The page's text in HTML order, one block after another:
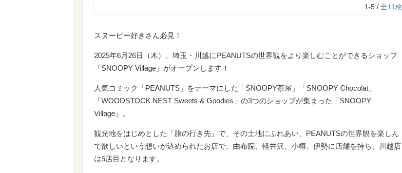
1-5 / 全11枚
スヌーピー好きさん必見！
2025年6月26日（木）、埼玉・川越にPEANUTSの世界観をより楽しむことができるショップ
「SNOOPY Village」がオープンします！
人気コミック「PEANUTS」をテーマにした「SNOOPY茶屋」「SNOOPY Chocolat」
「WOODSTOCK NEST Sweets & Goodies」の3つのショップが集まった「SNOOPY
Village」。
観光地をはじめとした「旅の行き先」で、その土地にふれあい、PEANUTSの世界観を楽しん
で欲しいという想いが込められたお店で、由布院、軽井沢、小樽、伊勢に店舗を持ち、川越店
は5店目となります。